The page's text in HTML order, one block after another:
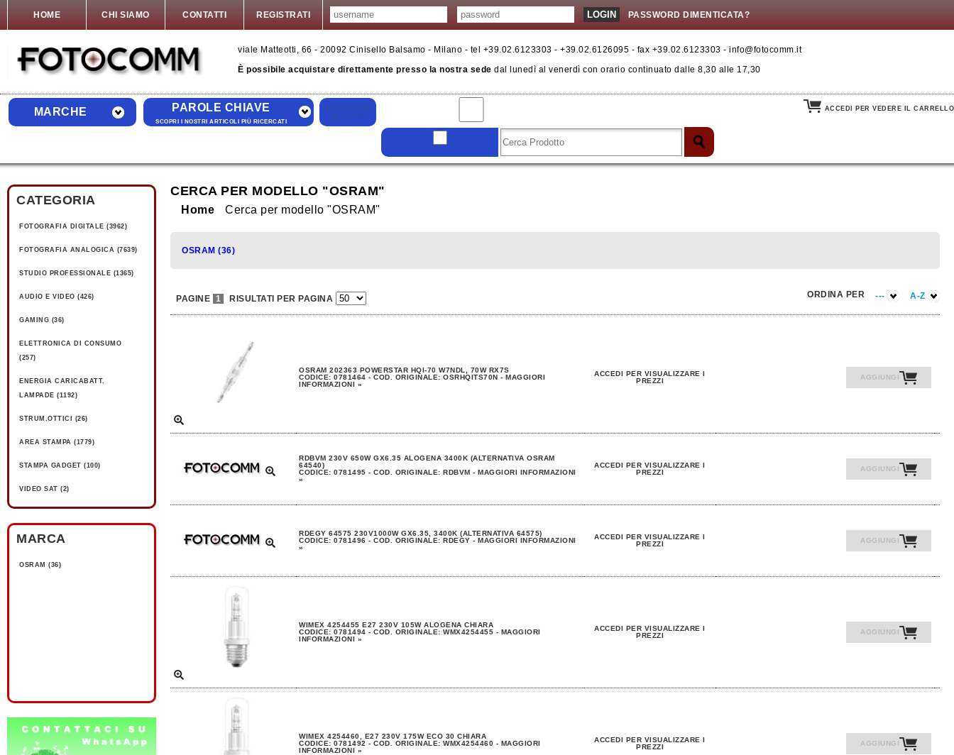
HOME CHI SIAMO CONTATTI REGISTRATI PASSWORD DIMENTICATA?
viale Matteotti, 66 - 20092 Cinisello Balsamo - Milano - tel +39.02.6123303 - +39.02.6126095 - fax +39.02.6123303 - info@fotocomm.it
È possibile acquistare direttamente presso la nostra sede dal lunedì al venerdì con orario continuato dalle 8,30 alle 17,30
MARCHE PAROLE CHIAVE
SCOPRI I NOSTRI ARTICOLI PIÙ RICERCATI
ACCEDI PER VEDERE IL CARRELLO
CATEGORIA
FOTOGRAFIA DIGITALE (3962)
FOTOGRAFIA ANALOGICA (7639)
STUDIO PROFESSIONALE (1365)
AUDIO E VIDEO (426)
GAMING (36)
ELETTRONICA DI CONSUMO
(257)
ENERGIA CARICABATT.
LAMPADE (1192)
STRUM.OTTICI (26)
AREA STAMPA (1779)
STAMPA GADGET (100)
VIDEO SAT (2)
MARCA
OSRAM (36)
CERCA PER MODELLO "OSRAM"
Home Cerca per modello "OSRAM"
OSRAM (36)
PAGINE 1 RISULTATI PER PAGINA ORDINA PER --- A-Z
OSRAM 202363 POWERSTAR HQI-70 W7NDL, 70W RX7S
CODICE: 0781464 - COD. ORIGINALE: OSRHQITS70N - MAGGIORI
INFORMAZIONI »
ACCEDI PER VISUALIZZARE I
PREZZI
AGGIUNGI
RDBVM 230V 650W GX6.35 ALOGENA 3400K (ALTERNATIVA OSRAM
64540)
CODICE: 0781495 - COD. ORIGINALE: RDBVM - MAGGIORI INFORMAZIONI
»
ACCEDI PER VISUALIZZARE I
PREZZI
AGGIUNGI
RDEGY 64575 230V1000W GX6.35, 3400K (ALTERNATIVA 64575)
CODICE: 0781496 - COD. ORIGINALE: RDEGY - MAGGIORI INFORMAZIONI
»
ACCEDI PER VISUALIZZARE I
PREZZI
AGGIUNGI
WIMEX 4254455 E27 230V 105W ALOGENA CHIARA
CODICE: 0781494 - COD. ORIGINALE: WMX4254455 - MAGGIORI
INFORMAZIONI »
ACCEDI PER VISUALIZZARE I
PREZZI
AGGIUNGI
WIMEX 4254460, E27 230V 175W ECO 30 CHIARA
CODICE: 0781492 - COD. ORIGINALE: WMX4254460 - MAGGIORI
INFORMAZIONI »
ACCEDI PER VISUALIZZARE I
PREZZI
AGGIUNGI